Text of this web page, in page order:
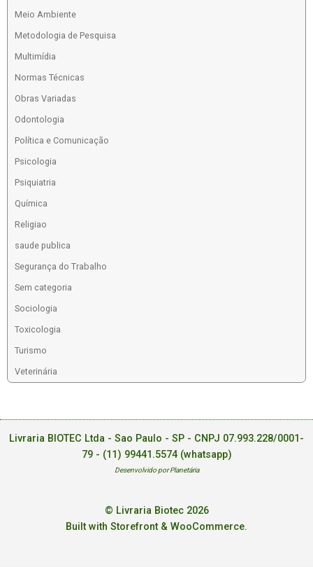
Meio Ambiente
Metodologia de Pesquisa
Multimídia
Normas Técnicas
Obras Variadas
Odontologia
Política e Comunicação
Psicologia
Psiquiatria
Química
Religiao
saude publica
Segurança do Trabalho
Sem categoria
Sociologia
Toxicologia
Turismo
Veterinária
Livraria BIOTEC Ltda - Sao Paulo - SP - CNPJ 07.993.228/0001-
79 - (11) 99441.5574 (whatsapp)
Desenvolvido por Planetária
© Livraria Biotec 2026
Built with Storefront & WooCommerce.